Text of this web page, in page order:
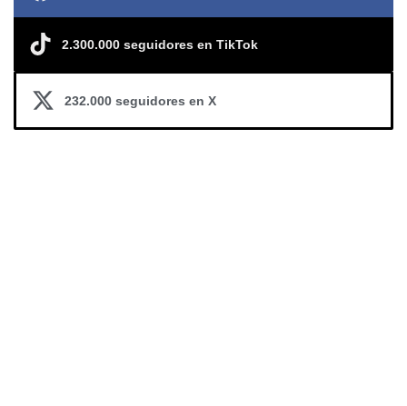
2.300.000 seguidores en TikTok
232.000 seguidores en X